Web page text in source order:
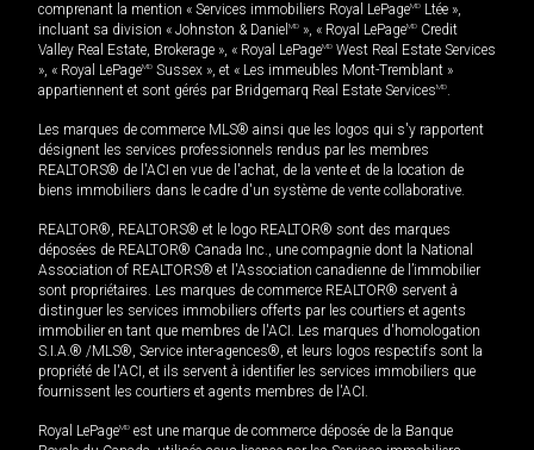
comprenant la mention « Services immobiliers Royal LePageMD Ltée »,
incluant sa division « Johnston & Daniel MD », « Royal LePageMD Credit
Valley Real Estate, Brokerage », « Royal LePageMD West Real Estate Services
», « Royal LePageMD Sussex », et « Les immeubles Mont-Tremblant »
appartiennent et sont gérés par Bridgemarq Real Estate ServicesMD.
Les marques de commerce MLS® ainsi que les logos qui s'y rapportent
désignent les services professionnels rendus par les membres
REALTORS® de l'ACI en vue de l'achat, de la vente et de la location de
biens immobiliers dans le cadre d'un système de vente collaborative.
REALTOR®, REALTORS® et le logo REALTOR® sont des marques
déposées de REALTOR® Canada Inc., une compagnie dont la National
Association of REALTORS® et l'Association canadienne de l’immobilier
sont propriétaires. Les marques de commerce REALTOR® servent à
distinguer les services immobiliers offerts par les courtiers et agents
immobilier en tant que membres de l'ACI. Les marques d'homologation
S.I.A.® /MLS®, Service inter-agences®, et leurs logos respectifs sont la
propriété de l'ACI, et ils servent à identifier les services immobiliers que
fournissent les courtiers et agents membres de l'ACI.
Royal LePageMD est une marque de commerce déposée de la Banque